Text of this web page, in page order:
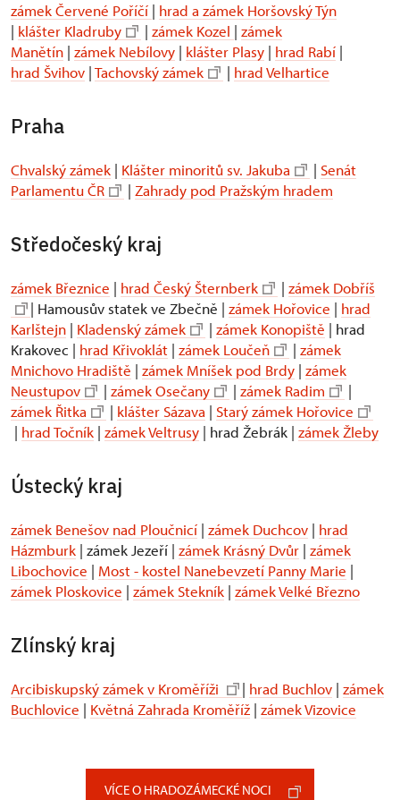
zámek Červené Poříčí | hrad a zámek Horšovský Týn
| klášter Kladruby | zámek Kozel | zámek
Manětín | zámek Nebílovy | klášter Plasy | hrad Rabí |
hrad Švihov |Tachovský zámek | hrad Velhartice
Praha
Chvalský zámek | Klášter minoritů sv. Jakuba | Senát
Parlamentu ČR
| Zahrady pod Pražským hradem
Středočeský kraj
zámek Březnice | hrad Český Šternberk | zámek Dobříš
| Hamousův statek ve Zbečně | zámek Hořovice | hrad
Karlštejn | Kladenský zámek | zámek Konopiště | hrad
Krakovec | hrad Křivoklát | zámek Loučeň | zámek
Mnichovo Hradiště | zámek Mníšek pod Brdy | zámek
Neustupov
| zámek Osečany | zámek Radim
|
zámek Řitka
| klášter Sázava | Starý zámek Hořovice
| hrad Točník | zámek Veltrusy | hrad Žebrák | zámek Žleby
Ústecký kraj
zámek Benešov nad Ploučnicí | zámek Duchcov | hrad
Házmburk | zámek Jezeří | zámek Krásný Dvůr | zámek
Libochovice | Most - kostel Nanebevzetí Panny Marie |
zámek Ploskovice | zámek Stekník | zámek Velké Březno
Zlínský kraj
Arcibiskupský zámek v Kroměříži | hrad Buchlov | zámek
Buchlovice | Květná Zahrada Kroměříž | zámek Vizovice
VÍCE O HRADOZÁMECKÉ NOCI